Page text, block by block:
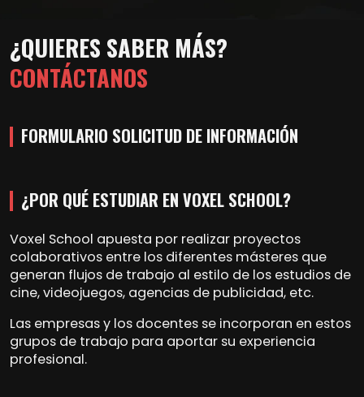
¿QUIERES SABER MÁS?
CONTÁCTANOS
FORMULARIO SOLICITUD DE INFORMACIÓN
¿POR QUÉ ESTUDIAR EN VOXEL SCHOOL?
Voxel School apuesta por realizar proyectos
colaborativos entre los diferentes másteres que
generan flujos de trabajo al estilo de los estudios de
cine, videojuegos, agencias de publicidad, etc.
Las empresas y los docentes se incorporan en estos
grupos de trabajo para aportar su experiencia
profesional.